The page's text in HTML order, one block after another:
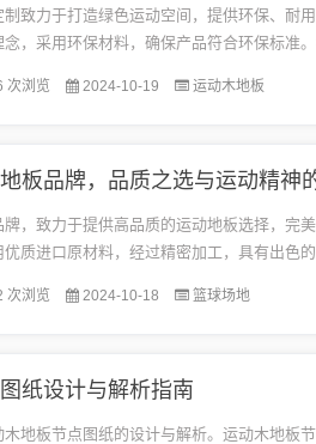
致力于打造绿色运动空间，提供环保、耐
，采用环保材料，确保产品符合环保标准
为各类运动场所提供适合的木地板解决方案。
次浏览 2024-10-19 运动木地板
，致力于提供高品质的运动地板选择，完
质进口原材料，经过精密加工，具有出色
动场馆提供专业级的运动体验。品牌注重细节
次浏览 2024-10-18 篮球场地
纸设计与解析指南
地板节点图纸的设计与解析。运动木地板